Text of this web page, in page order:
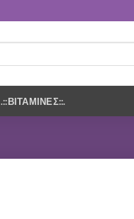
.::ΒΙΤΑΜΙΝΕΣ::.